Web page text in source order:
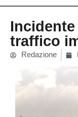
Incidente
traffico
Redazione